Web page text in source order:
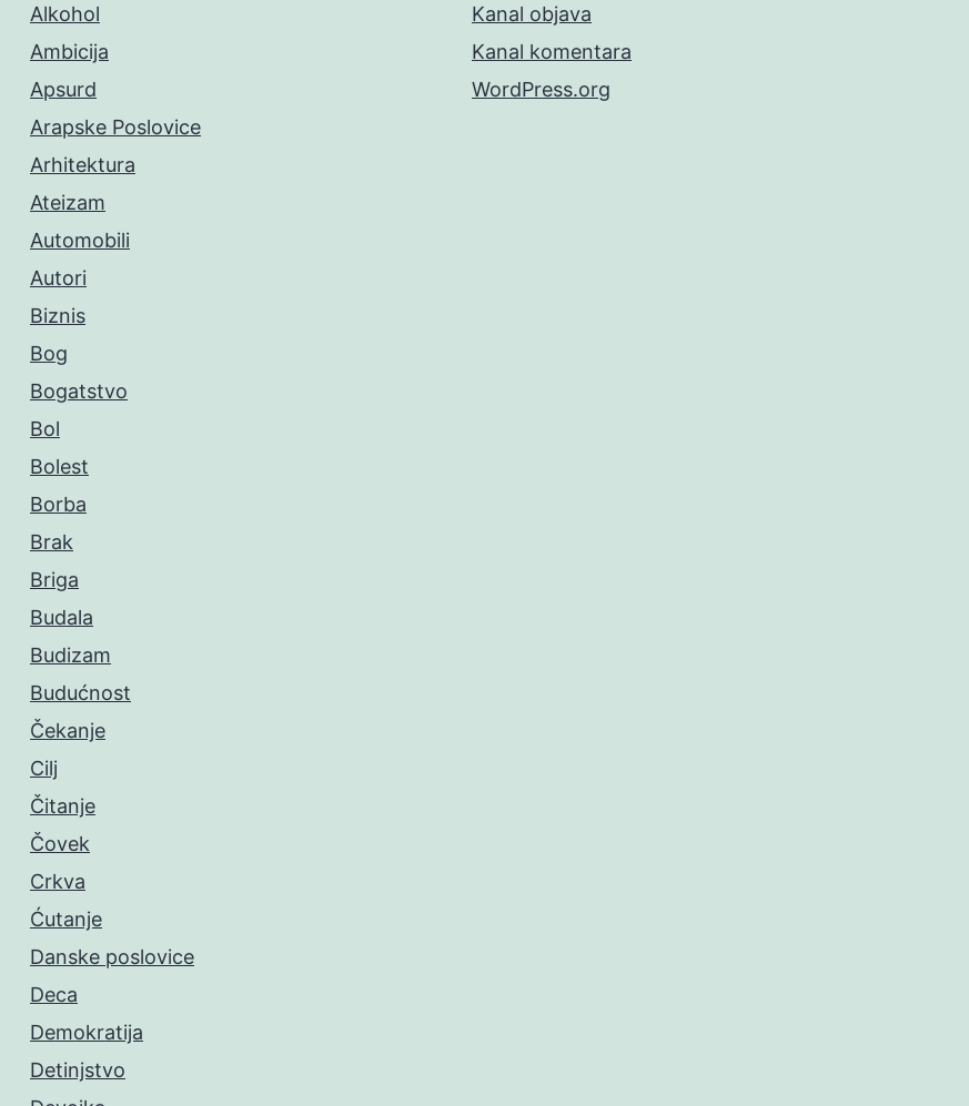
Alkohol
Ambicija
Apsurd
Arapske Poslovice
Arhitektura
Ateizam
Automobili
Autori
Biznis
Bog
Bogatstvo
Bol
Bolest
Borba
Brak
Briga
Budala
Budizam
Budućnost
Čekanje
Cilj
Čitanje
Čovek
Crkva
Ćutanje
Danske poslovice
Deca
Demokratija
Detinjstvo
Kanal objava
Kanal komentara
WordPress.org